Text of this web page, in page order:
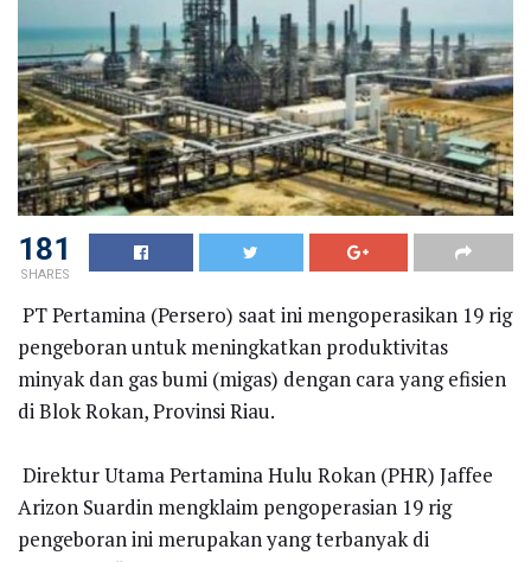
181
SHARES
PT Pertamina (Persero) saat ini mengoperasikan 19 rig
pengeboran untuk meningkatkan produktivitas
minyak dan gas bumi (migas) dengan cara yang efisien
di Blok Rokan, Provinsi Riau.
Direktur Utama Pertamina Hulu Rokan (PHR) Jaffee
Arizon Suardin mengklaim pengoperasian 19 rig
pengeboran ini merupakan yang terbanyak di